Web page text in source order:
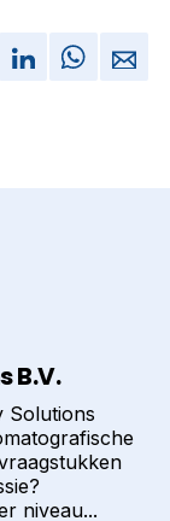
B.V.
Solutions
niveau...